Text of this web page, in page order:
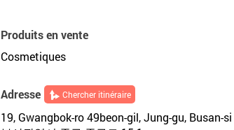
Produits en vente
Cosmetiques
Adresse Chercher itinéraire
19, Gwangbok-ro 49beon-gil, Jung-gu, Busan-si